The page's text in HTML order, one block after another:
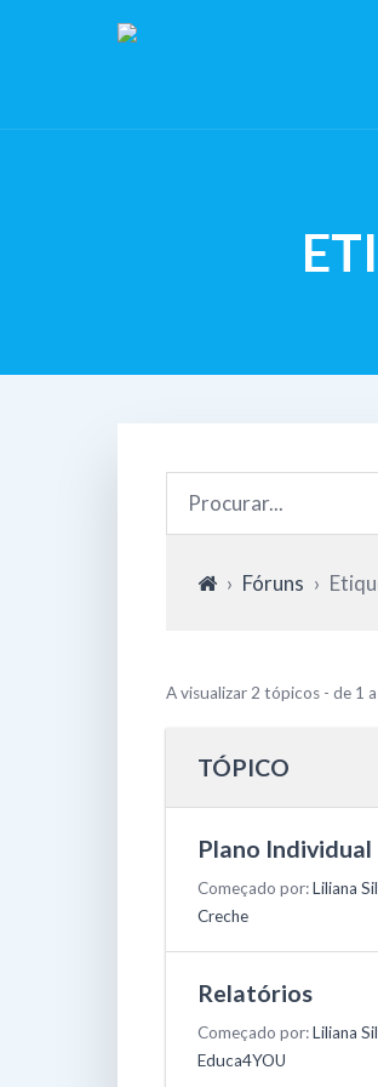
› Fóruns ›
A visualizar 2 tópicos - de 1
TÓPICO
Plano Individual
Começado por:Liliana
Creche
Relatórios
Começado por:Liliana
Educa4YOU